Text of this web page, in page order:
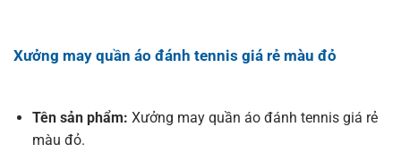
Xưởng may quần áo đánh tennis giá rẻ màu đỏ
Tên sản phẩm: Xưởng may quần áo đánh tennis giá rẻ
màu đỏ.